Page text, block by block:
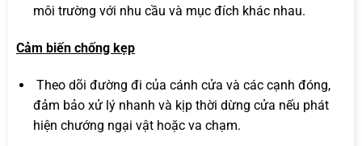
môi trường với nhu cầu và mục đích khác nhau.
Cảm biến chống kẹp
Theo dõi đường đi của cánh cửa và các cạnh đóng,
đảm bảo xử lý nhanh và kịp thời dừng cửa nếu phát
hiện chướng ngại vật hoặc va chạm.